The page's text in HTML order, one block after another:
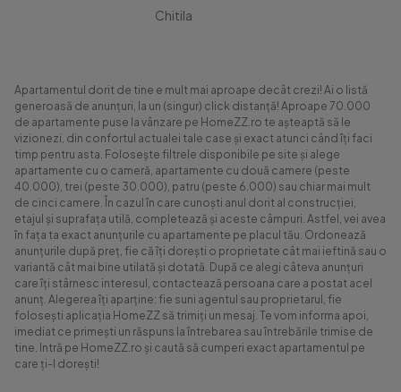
Chitila
Apartamentul dorit de tine e mult mai aproape decât crezi! Ai o listă
generoasă de anunțuri, la un (singur) click distanță! Aproape 70.000
de apartamente puse la vânzare pe HomeZZ.ro te așteaptă să le
vizionezi, din confortul actualei tale case și exact atunci când îți faci
timp pentru asta. Folosește filtrele disponibile pe site și alege
apartamente cu o cameră, apartamente cu două camere (peste
40.000), trei (peste 30.000), patru (peste 6.000) sau chiar mai mult
de cinci camere. În cazul în care cunoști anul dorit al construcției,
etajul și suprafața utilă, completează și aceste câmpuri. Astfel, vei avea
în fața ta exact anunțurile cu apartamente pe placul tău. Ordonează
anunțurile după preț, fie că îți dorești o proprietate cât mai ieftină sau o
variantă cât mai bine utilată și dotată. După ce alegi câteva anunțuri
care îți stârnesc interesul, contactează persoana care a postat acel
anunț. Alegerea îți aparține: fie suni agentul sau proprietarul, fie
folosești aplicația HomeZZ să trimiți un mesaj. Te vom informa apoi,
imediat ce primești un răspuns la întrebarea sau întrebările trimise de
tine. Intră pe HomeZZ.ro și caută să cumperi exact apartamentul pe
care ți-l dorești!